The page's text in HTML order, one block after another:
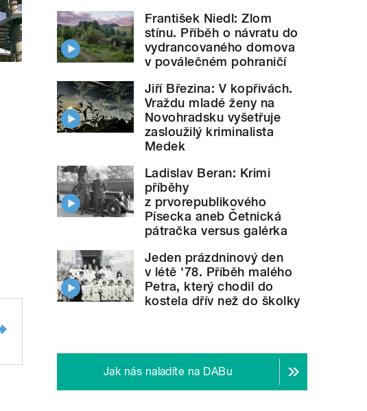
František Niedl: Zlom
stínu. Příběh o návratu do
vydrancovaného domova
v poválečném pohraničí
Jiří Březina: V kopřivách.
Vraždu mladé ženy na
Novohradsku vyšetřuje
zasloužilý kriminalista
Medek
Ladislav Beran: Krimi
příběhy
z prvorepublikového
Písecka aneb Četnická
pátračka versus galérka
Jeden prázdninový den
v létě '78. Příběh malého
Petra, který chodil do
kostela dřív než do školky
Jak nás naladíte na DABu